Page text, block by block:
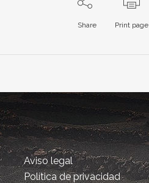
Share Print page
Aviso legal
Política de privacidad